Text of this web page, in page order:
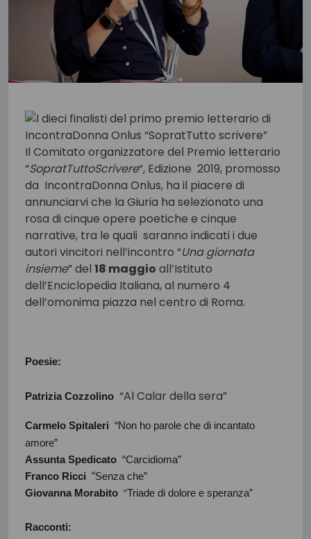
Il Comitato organizzatore del Premio letterario
“SopratTuttoScrivere“, Edizione 2019, promosso
da IncontraDonna Onlus, ha il piacere di
annunciarvi che la Giuria ha selezionato una
rosa di cinque opere poetiche e cinque
narrative, tra le quali saranno indicati i due
autori vincitori nell’incontro “Una giornata
insieme” del 18 maggio all’Istituto
dell’Enciclopedia Italiana, al numero 4
dell’omonima piazza nel centro di Roma.
Poesie:
Patrizia Cozzolino “Al Calar della sera”
Carmelo Spitaleri “Non ho parole che di incantato
amore”
Assunta Spedicato “Carcidioma”
Franco Ricci “Senza che”
Giovanna Morabito “Triade di dolore e speranza”
Racconti: